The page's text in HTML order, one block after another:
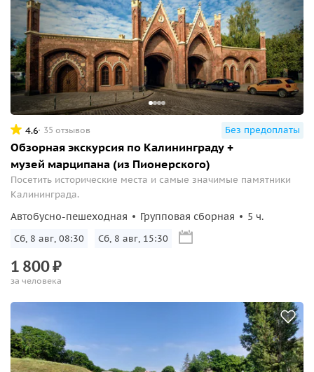
4.6 35 отзывов Без предоплаты
Обзорная экскурсия по Калининграду +
музей марципана (из Пионерского)
Посетить исторические места и самые значимые памятники
Калининграда.
Автобусно-пешеходная Групповая сборная 5 ч.
Сб, 8 авг, 08:30 Сб, 8 авг, 15:30
1 800₽
за человека